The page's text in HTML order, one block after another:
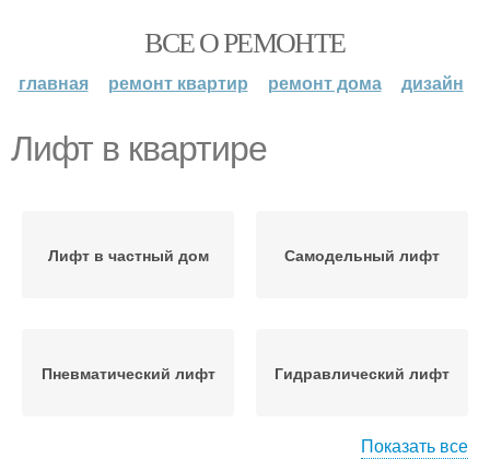
ВСЕ О РЕМОНТЕ
главная ремонт квартир ремонт дома дизайн
Лифт в квартире
Лифт в частный дом Самодельный лифт
Пневматический лифт Гидравлический лифт
Показать все